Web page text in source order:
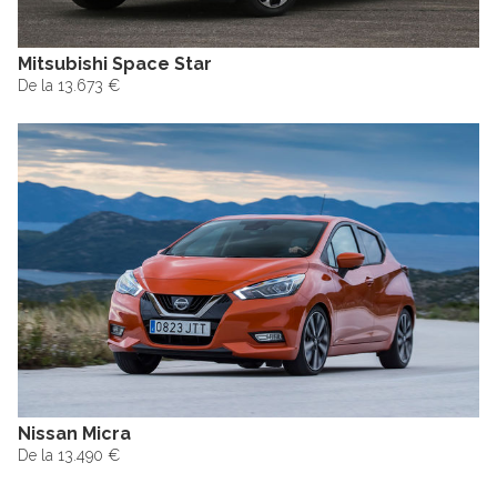
Mitsubishi Space Star
De la 13.673 €
Nissan Micra
De la 13.490 €